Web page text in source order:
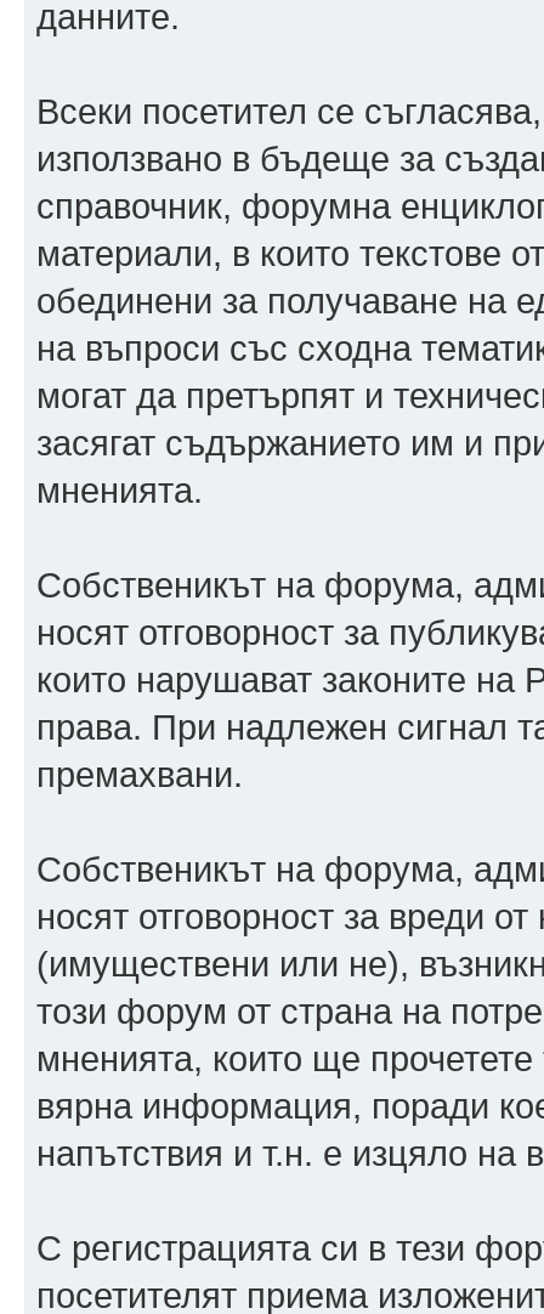
данните.
Всеки посетител се
използвано в бъдеще за
справочник, форумна
материали, в които текстове
обединени за получаване на
на въпроси със сходна
могат да претърпят и
засягат съдържанието им и
мненията.
Собственикът на форума,
носят отговорност за
които нарушават законите
права. При надлежен сигнал
премахвани.
Собственикът на форума,
носят отговорност за вреди
(имуществени или не),
този форум от страна на
мненията, които ще
вярна информация, поради
напътствия и т.н. е изцяло на
С регистрацията си в тези
посетителят приема